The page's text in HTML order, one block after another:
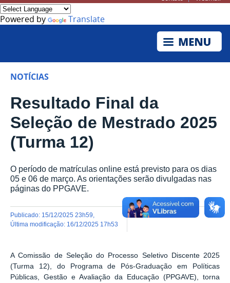
Powered by Translate
NOTÍCIAS
Resultado Final da
Seleção de Mestrado 2025
(Turma 12)
O período de matrículas online está previsto para os dias
05 e 06 de março. As orientações serão divulgadas nas
páginas do PPGAVE.
publicado: 15/12/2025 23h59
última modificação: 16/12/2025 17h53
A Comissão de Seleção do Processo Seletivo Discente 2025
(Turma 12), do Programa de Pós-Graduação em Políticas
Públicas, Gestão e Avaliação da Educação (PPGAVE), torna